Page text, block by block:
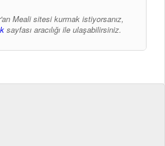
Meali sitesi kurmak istiyorsanız,
sayfası aracılığı ile ulaşabilirsiniz.